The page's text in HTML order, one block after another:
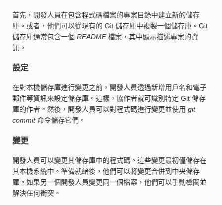
首先，開發人員在包含程式碼檔案的專案目錄中建立新的儲存
庫。或者，他們可以從現有的 Git 儲存庫中複製一個儲存庫。Git
儲存庫通常包含一個 README檔案，其中顯示描述專案的資
訊。
設定
在對本機儲存庫進行變更之前，開發人員透過新增用戶名和電子
郵件等資訊來設定儲存庫。這樣，協作者就可識別特定 Git 儲存
庫的作者。然後，開發人員可以對程式碼進行變更並使用 git
commit命令儲存它們。
變更
開發人員可以變更其儲存庫中的程式碼。這些變更最初僅儲存在
其本機系統中。準備就緒後，他們可以將變更合併到中央儲存
庫。如果另一個開發人員變更同一個檔案，他們可以手動檢閱並
解決任何衝突。